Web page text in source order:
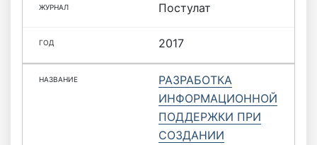
Постулат
2017
РАЗРАБОТКА
ИНФОРМАЦИОННОЙ
ПОДДЕРЖКИ ПРИ
СОЗДАНИИ